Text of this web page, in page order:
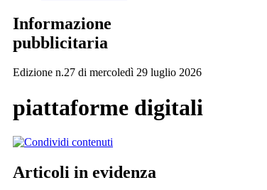
Informazione
pubblicitaria
Edizione n.27 di mercoledì 29 luglio 2026
piattaforme digitali
Articoli in evidenza